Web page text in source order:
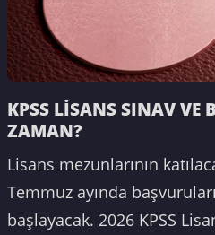
KPSS LİSANS SINAV VE
ZAMAN?
Lisans mezunlarının
Temmuz ayında
başlayacak. 2026 KPSS